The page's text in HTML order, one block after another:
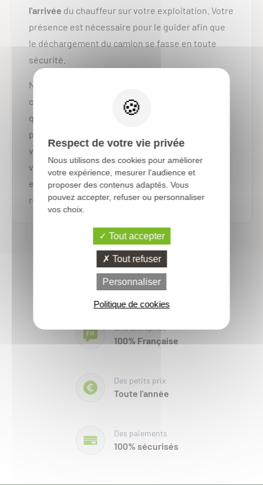
l'arrivée du chauffeur sur votre exploitation. Votre
présence est nécessaire pour le guider afin que
le déchargement du camion se fasse en toute
sécurité.
Nous vous demandons de vérifier votre
commande : conformité des produits livrés,
quantité et état du conditionnement. Si un ou
plusieurs conditionnements sont endommagés,
vous devez inscrire une réserve sur la lettre de
voiture (CMR). Aucune réclamation ne sera prise
en compte si vous n'avez pas consigné les
réserves sur le CMR.
Délai de
Livraison garanti
Une entreprise
100% Française
Des petits prix
Toute l'année
Des paiements
100% sécurisés
Respect de votre vie privée
Nous utilisons des cookies pour améliorer
votre expérience, mesurer l'audience et
proposer des contenus adaptés. Vous
pouvez accepter, refuser ou personnaliser
vos choix.
Tout accepter
Tout refuser
Personnaliser
Politique de cookies